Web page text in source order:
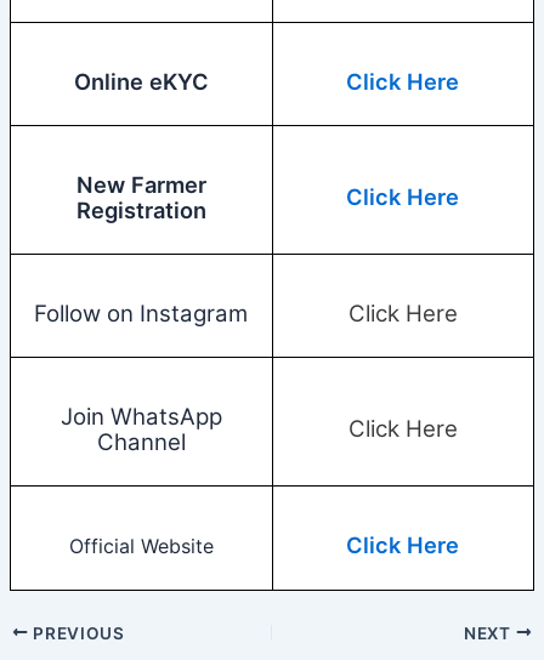
Online eKYC Click Here
New Farmer
Registration
Click Here
Follow on Instagram Click Here
Join WhatsApp
Channel
Click Here
Official Website Click Here
PREVIOUS NEXT